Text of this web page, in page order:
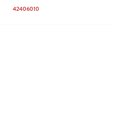
42406010